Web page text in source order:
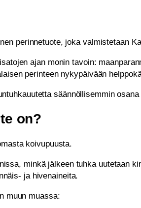
perinnetuote, joka valmistetaan
ajan monin tavoin:
perinteen nykypäivään
säännöllisemmin
on?
koivupuusta.
minkä jälkeen tuhka uutetaan
ja hivenaineita.
muun muassa: